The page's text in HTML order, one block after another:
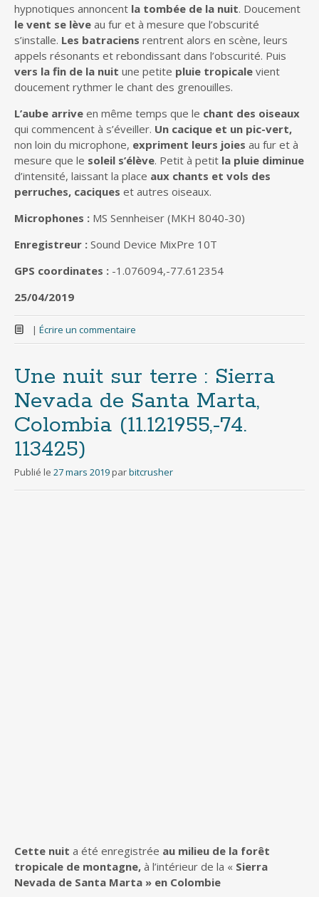
hypnotiques annoncent la tombée de la nuit. Doucement
le vent se lève au fur et à mesure que l’obscurité
s’installe. Les batraciens rentrent alors en scène, leurs
appels résonants et rebondissant dans l’obscurité. Puis
vers la fin de la nuit une petite pluie tropicale vient
doucement rythmer le chant des grenouilles.
L’aube arrive en même temps que le chant des oiseaux
qui commencent à s’éveiller. Un cacique et un pic-vert,
non loin du microphone, expriment leurs joies au fur et à
mesure que le soleil s’élève. Petit à petit la pluie diminue
d’intensité, laissant la place aux chants et vols des
perruches, caciques et autres oiseaux.
Microphones : MS Sennheiser (MKH 8040-30)
Enregistreur : Sound Device MixPre 10T
GPS coordinates : -1.076094,-77.612354
25/04/2019
| Écrire un commentaire
Une nuit sur terre : Sierra
Nevada de Santa Marta,
Colombia (11​.​121955​,​-​74​.​
113425)
Publié le 27 mars 2019 parbitcrusher
Cette nuit a été enregistrée au milieu de la forêt
tropicale de montagne, à l’intérieur de la « Sierra
Nevada de Santa Marta » en Colombie